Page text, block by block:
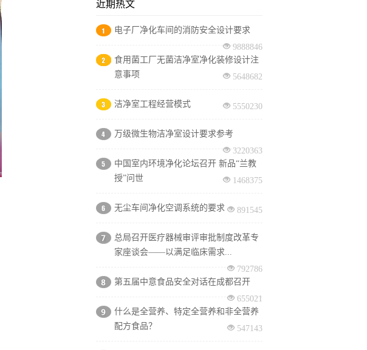
近期热文
电子厂净化车间的消防安全设计要求
9888846
食用菌工厂无菌洁净室净化装修设计注
意事项
5648682
洁净室工程经营模式 5550230
万级微生物洁净室设计要求参考
3220363
中国室内环境净化论坛召开 新品“兰教
授”问世
1468375
无尘车间净化空调系统的要求 891545
总局召开医疗器械审评审批制度改革专
家座谈会——以满足临床需求...
792786
第五届中意食品安全对话在成都召开
655021
什么是全营养、特定全营养和非全营养
配方食品？
547143